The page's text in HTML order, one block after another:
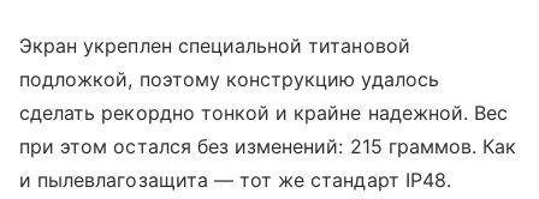
Экран укреплен специальной титановой
подложкой, поэтому конструкцию удалось
сделать рекордно тонкой и крайне надежной. Вес
при этом остался без изменений: 215 граммов. Как
и пылевлагозащита — тот же стандарт IP48.